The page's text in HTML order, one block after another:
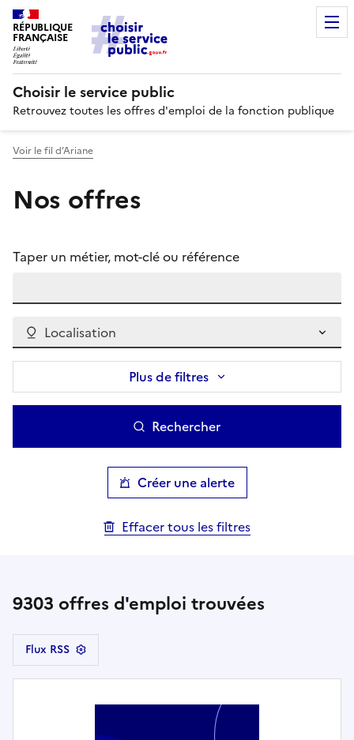
RÉPUBLIQUE
FRANÇAISE
Choisir le service public
Retrouvez toutes les offres d'emploi de la fonction publique
Voir le fil d’Ariane
Nos offres
Taper un métier, mot-clé ou référence
Localisation
Plus de filtres
Rechercher
Créer une alerte
Effacer tous les filtres
9303 offres d'emploi trouvées
Flux RSS